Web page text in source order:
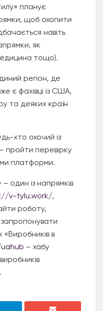
планує
щоб охопити
навіть
як
тощо).
регіон, де
є фахівці із США,
та деяких країн
хто охочий із
пройти перевірку
платформи.
один із напрямків
v-tylu.work/,
роботу,
в
– хабу